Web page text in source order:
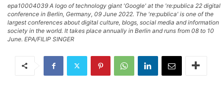
epa10004039 A logo of technology giant 'Google' at the 're:publica 22 digital
conference in Berlin, Germany, 09 June 2022. The 're:publica' is one of the
largest conferences about digital culture, blogs, social media and information
society in the world. It takes place annually in Berlin and runs from 08 to 10
June. EPA/FILIP SINGER